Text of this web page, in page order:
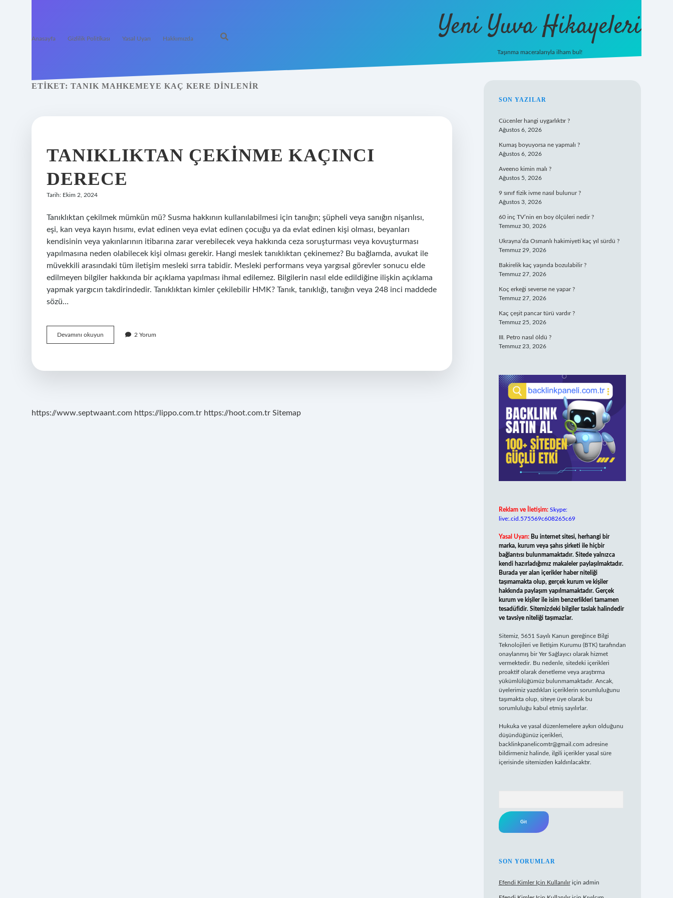
Anasayfa Gizlilik Politikası Yasal Uyarı Hakkımızda Yeni Yuva Hikayeleri
Taşınma maceralarıyla ilham bul!
ETIKET: TANIK MAHKEMEYE KAÇ KERE DINLENIR
TANIKLIKTAN ÇEKINME KAÇINCI
DERECE
Tarih: Ekim 2, 2024
Tanıklıktan çekilmek mümkün mü? Susma hakkının kullanılabilmesi için tanığın; şüpheli veya sanığın nişanlısı,
eşi, kan veya kayın hısımı, evlat edinen veya evlat edinen çocuğu ya da evlat edinen kişi olması, beyanları
kendisinin veya yakınlarının itibarına zarar verebilecek veya hakkında ceza soruşturması veya kovuşturması
yapılmasına neden olabilecek kişi olması gerekir. Hangi meslek tanıklıktan çekinemez? Bu bağlamda, avukat ile
müvekkili arasındaki tüm iletişim mesleki sırra tabidir. Mesleki performans veya yargısal görevler sonucu elde
edilmeyen bilgiler hakkında bir açıklama yapılması ihmal edilemez. Bilgilerin nasıl elde edildiğine ilişkin açıklama
yapmak yargıcın takdirindedir. Tanıklıktan kimler çekilebilir HMK? Tanık, tanıklığı, tanığın veya 248 inci maddede
sözü…
Devamını okuyun Tanıklıktan
Çekinme
2 Yorum
https://www.septwaant.com https://lippo.com.tr https://hoot.com.tr Sitemap
SIDEBAR
SON YAZILAR
Cücenler hangi uygarlıktır ?
Ağustos 6, 2026
Kumaş boyuyorsa ne yapmalı ?
Ağustos 6, 2026
Aveeno kimin malı ?
Ağustos 5, 2026
9 sınıf fizik ivme nasıl bulunur ?
Ağustos 3, 2026
60 inç TV’nin en boy ölçüleri nedir ?
Temmuz 30, 2026
Ukrayna’da Osmanlı hakimiyeti kaç yıl sürdü ?
Temmuz 29, 2026
Bakirelik kaç yaşında bozulabilir ?
Temmuz 27, 2026
Koç erkeği severse ne yapar ?
Temmuz 27, 2026
Kaç çeşit pancar türü vardır ?
Temmuz 25, 2026
III. Petro nasıl öldü ?
Temmuz 23, 2026
Reklam ve İletişim: Skype:
live:.cid.575569c608265c69
Yasal Uyarı: Bu internet sitesi, herhangi bir
marka, kurum veya şahıs şirketi ile hiçbir
bağlantısı bulunmamaktadır. Sitede yalnızca
kendi hazırladığımız makaleler paylaşılmaktadır.
Burada yer alan içerikler haber niteliği
taşımamakta olup, gerçek kurum ve kişiler
hakkında paylaşım yapılmamaktadır. Gerçek
kurum ve kişiler ile isim benzerlikleri tamamen
tesadüfidir. Sitemizdeki bilgiler taslak halindedir
ve tavsiye niteliği taşımazlar.
Sitemiz, 5651 Sayılı Kanun gereğince Bilgi
Teknolojileri ve İletişim Kurumu (BTK) tarafından
onaylanmış bir Yer Sağlayıcı olarak hizmet
vermektedir. Bu nedenle, sitedeki içerikleri
proaktif olarak denetleme veya araştırma
yükümlülüğümüz bulunmamaktadır. Ancak,
üyelerimiz yazdıkları içeriklerin sorumluluğunu
taşımakta olup, siteye üye olarak bu
sorumluluğu kabul etmiş sayılırlar.
Hukuka ve yasal düzenlemelere aykırı olduğunu
düşündüğünüz içerikleri,
backlinkpanelicomtr@gmail.com adresine
bildirmeniz halinde, ilgili içerikler yasal süre
içerisinde sitemizden kaldırılacaktır.
SON YORUMLAR
Efendi Kimler Için Kullanılıriçin admin